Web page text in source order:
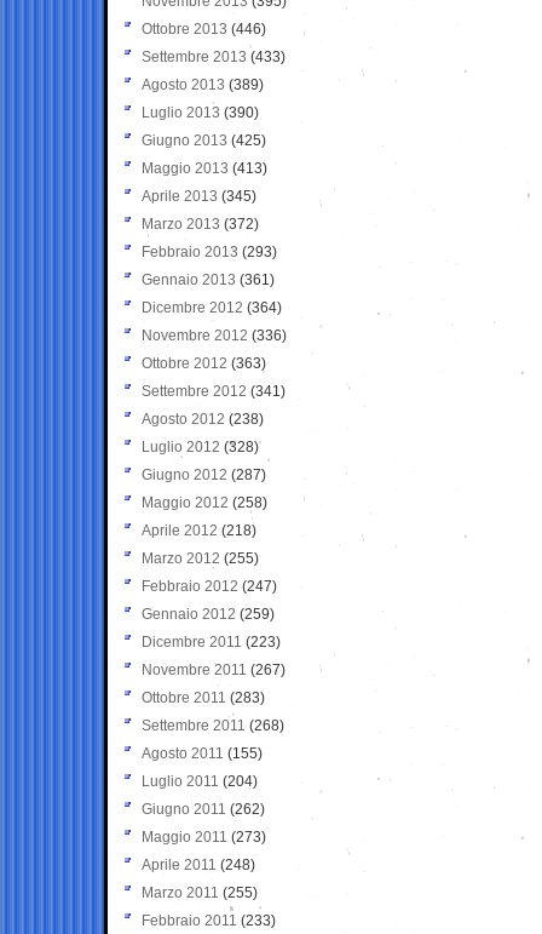
Ottobre 2013 (446)
Settembre 2013 (433)
Agosto 2013 (389)
Luglio 2013 (390)
Giugno 2013 (425)
Maggio 2013 (413)
Aprile 2013 (345)
Marzo 2013 (372)
Febbraio 2013 (293)
Gennaio 2013 (361)
Dicembre 2012 (364)
Novembre 2012 (336)
Ottobre 2012 (363)
Settembre 2012 (341)
Agosto 2012 (238)
Luglio 2012 (328)
Giugno 2012 (287)
Maggio 2012 (258)
Aprile 2012 (218)
Marzo 2012 (255)
Febbraio 2012 (247)
Gennaio 2012 (259)
Dicembre 2011 (223)
Novembre 2011 (267)
Ottobre 2011 (283)
Settembre 2011 (268)
Agosto 2011 (155)
Luglio 2011 (204)
Giugno 2011 (262)
Maggio 2011 (273)
Aprile 2011 (248)
Marzo 2011 (255)
Febbraio 2011 (233)